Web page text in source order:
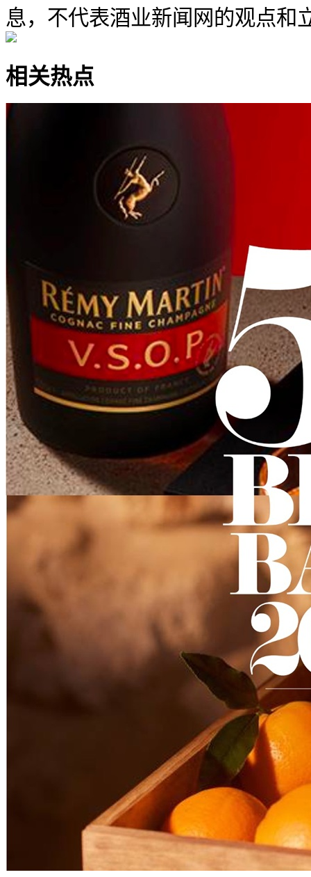
息，不代表酒业新闻网的观点和
相关热点